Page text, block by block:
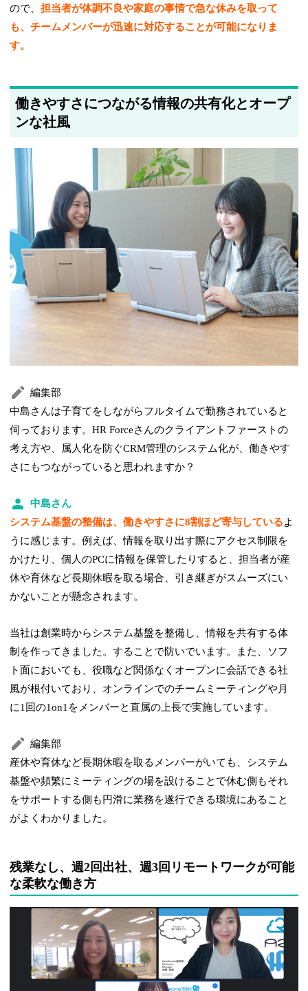
ので、担当者が体調不良や家庭の事情で急な休みを取って
も、チームメンバーが迅速に対応することが可能になりま
す。
働きやすさにつながる情報の共有化とオープ
ンな社風
編集部
中島さんは子育てをしながらフルタイムで勤務されていると
伺っております。HR Forceさんのクライアントファーストの
考え方や、属人化を防ぐCRM管理のシステム化が、働きやす
さにもつながっていると思われますか？
中島さん
システム基盤の整備は、働きやすさに8割ほど寄与しているよ
うに感じます。例えば、情報を取り出す際にアクセス制限を
かけたり、個人のPCに情報を保管したりすると、担当者が産
休や育休など長期休暇を取る場合、引き継ぎがスムーズにい
かないことが懸念されます。
当社は創業時からシステム基盤を整備し、情報を共有する体
制を作ってきました。することで防いでいます。また、ソフ
ト面においても、役職など関係なくオープンに会話できる社
風が根付いており、オンラインでのチームミーティングや月
に1回の1on1をメンバーと直属の上長で実施しています。
編集部
産休や育休など長期休暇を取るメンバーがいても、システム
基盤や頻繁にミーティングの場を設けることで休む側もそれ
をサポートする側も円滑に業務を遂行できる環境にあること
がよくわかりました。
残業なし、週2回出社、週3回リモートワークが可能
な柔軟な働き方